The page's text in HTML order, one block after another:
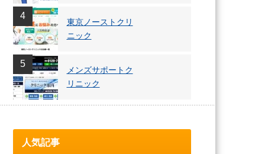
4
東京ノーストクリ
ニック
5
メンズサポートク
リニック
人気記事